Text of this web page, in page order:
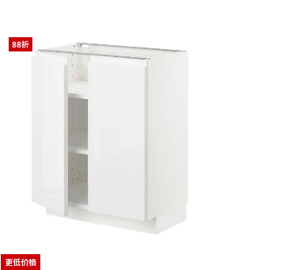
更低价格